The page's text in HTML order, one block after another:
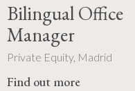
Bilingual Office
Manager
Private Equity, Madrid
Find out more